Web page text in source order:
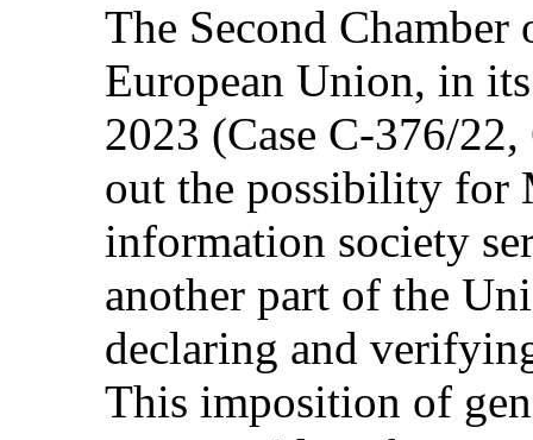
The Second
European Union, in
2023 (Case C-376/
out the possibility for
information society
another part of the
declaring and
This imposition of